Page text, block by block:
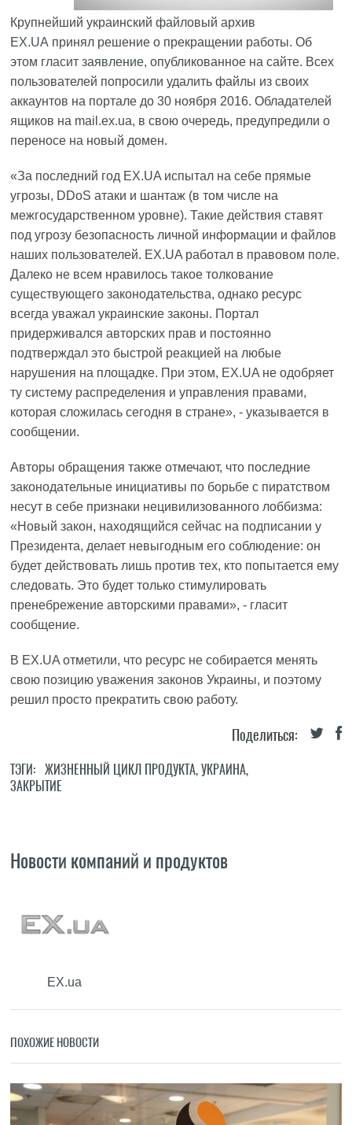
Крупнейший украинский файловый архив
EX.UA принял решение о прекращении работы. Об
этом гласит заявление, опубликованное на сайте. Всех
пользователей попросили удалить файлы из своих
аккаунтов на портале до 30 ноября 2016. Обладателей
ящиков на mail.ex.ua, в свою очередь, предупредили о
переносе на новый домен.
«За последний год EX.UA испытал на себе прямые
угрозы, DDoS атаки и шантаж (в том числе на
межгосударственном уровне). Такие действия ставят
под угрозу безопасность личной информации и файлов
наших пользователей. EX.UA работал в правовом поле.
Далеко не всем нравилось такое толкование
существующего законодательства, однако ресурс
всегда уважал украинские законы. Портал
придерживался авторских прав и постоянно
подтверждал это быстрой реакцией на любые
нарушения на площадке. При этом, EX.UA не одобряет
ту систему распределения и управления правами,
которая сложилась сегодня в стране», - указывается в
сообщении.
Авторы обращения также отмечают, что последние
законодательные инициативы по борьбе с пиратством
несут в себе признаки нецивилизованного лоббизма:
«Новый закон, находящийся сейчас на подписании у
Президента, делает невыгодным его соблюдение: он
будет действовать лишь против тех, кто попытается ему
следовать. Это будет только стимулировать
пренебрежение авторскими правами», - гласит
сообщение.
В EX.UA отметили, что ресурс не собирается менять
свою позицию уважения законов Украины, и поэтому
решил просто прекратить свою работу.
Поделиться:
ТЭГИ: ЖИЗНЕННЫЙ ЦИКЛ ПРОДУКТА,УКРАИНА,
ЗАКРЫТИЕ
Новости компаний и продуктов
EX.ua
ПОХОЖИЕ НОВОСТИ